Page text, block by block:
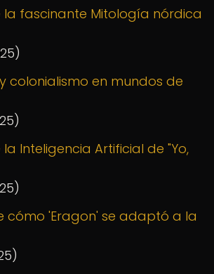
la fascinante Mitología nórdica
colonialismo en mundos de
Inteligencia Artificial de "Yo,
cómo 'Eragon' se adaptó a la